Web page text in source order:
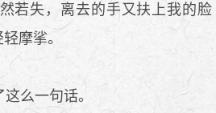
若失，离去的手又扶上我的脸
摩挲。
么一句话。